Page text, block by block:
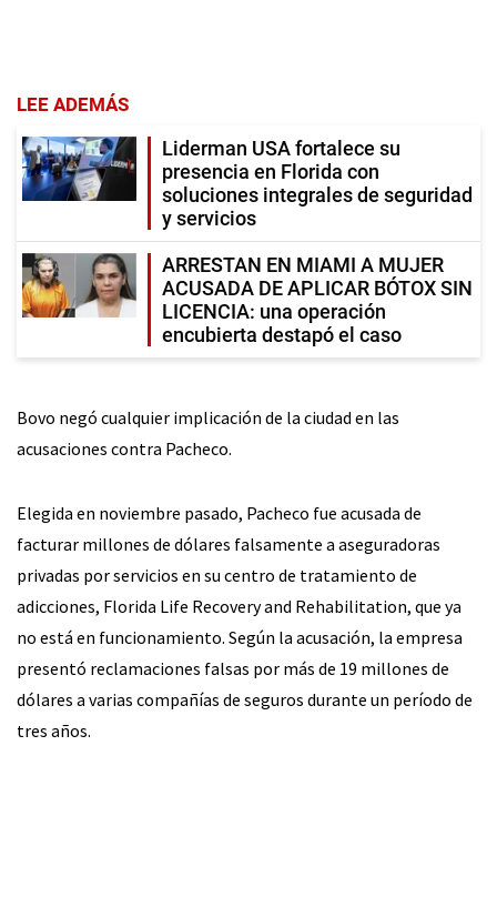
LEE ADEMÁS
Liderman USA fortalece su
presencia en Florida con
soluciones integrales de seguridad
y servicios
ARRESTAN EN MIAMI A MUJER
ACUSADA DE APLICAR BÓTOX SIN
LICENCIA: una operación
encubierta destapó el caso
Bovo negó cualquier implicación de la ciudad en las
acusaciones contra Pacheco.
Elegida en noviembre pasado, Pacheco fue acusada de
facturar millones de dólares falsamente a aseguradoras
privadas por servicios en su centro de tratamiento de
adicciones, Florida Life Recovery and Rehabilitation, que ya
no está en funcionamiento. Según la acusación, la empresa
presentó reclamaciones falsas por más de 19 millones de
dólares a varias compañías de seguros durante un período de
tres años.